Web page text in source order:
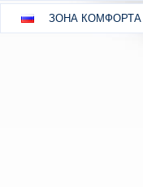
ЗОНА КОМФОРТА